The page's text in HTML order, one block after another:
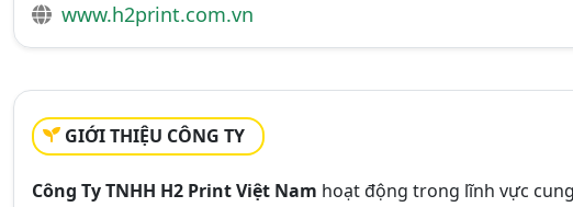
www.h2print.com.vn
GIỚI THIỆU CÔNG TY
Công Ty TNHH H2 Print Việt Nam hoạt động trong lĩnh vực